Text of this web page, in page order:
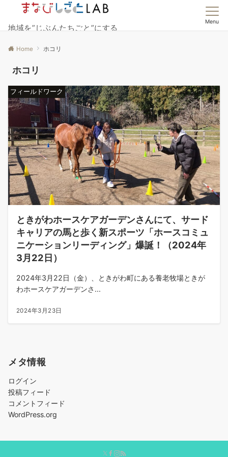
地域を”じぶんたちごと”にする
Menu
Home ホコリ
ホコリ
フィールドワーク
ときがわホースケアガーデンさんにて、サード
キャリアの馬と歩く新スポーツ「ホースコミュ
ニケーションリーディング」爆誕！（2024年
3月22日）
2024年3月22日（金）、ときがわ町にある養老牧場ときが
わホースケアガーデンさ...
2024年3月23日
メタ情報
ログイン
投稿フィード
コメントフィード
WordPress.org